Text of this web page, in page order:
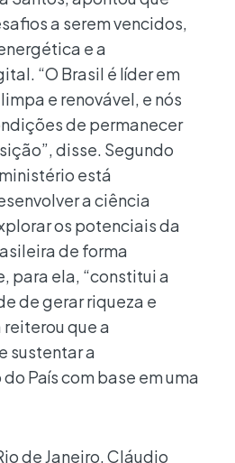
a serem vencidos,
e a
“O Brasil é líder em
e renovável, e nós
de permanecer
disse. Segundo
está
a ciência
os potenciais da
de forma
para ela, “constitui a
de gerar riqueza e
que a
sustentar a
País com base em uma
de Janeiro, Cláudio